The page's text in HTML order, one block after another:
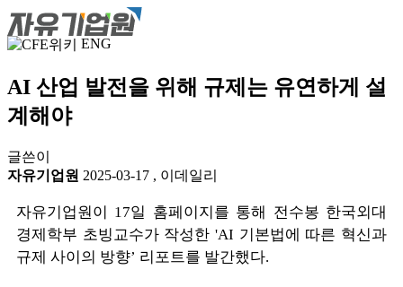
ENG
AI 산업 발전을 위해 규제는 유연하게 설
계해야
글쓴이
자유기업원 2025-03-17 , 이데일리
자유기업원이 17일 홈페이지를 통해 전수봉 한국외대
경제학부 초빙교수가 작성한 'AI 기본법에 따른 혁신과
규제 사이의 방향’ 리포트를 발간했다.